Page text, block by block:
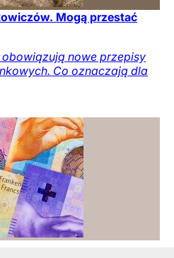
Mogą przestać
nowe przepisy
Co oznaczają dla